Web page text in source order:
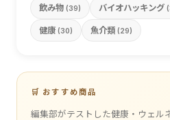
飲み物 (39) バイオハッキング
健康 (30) 魚介類 (29)
🛒 おすすめ商品
編集部がテストした健康・ウェル